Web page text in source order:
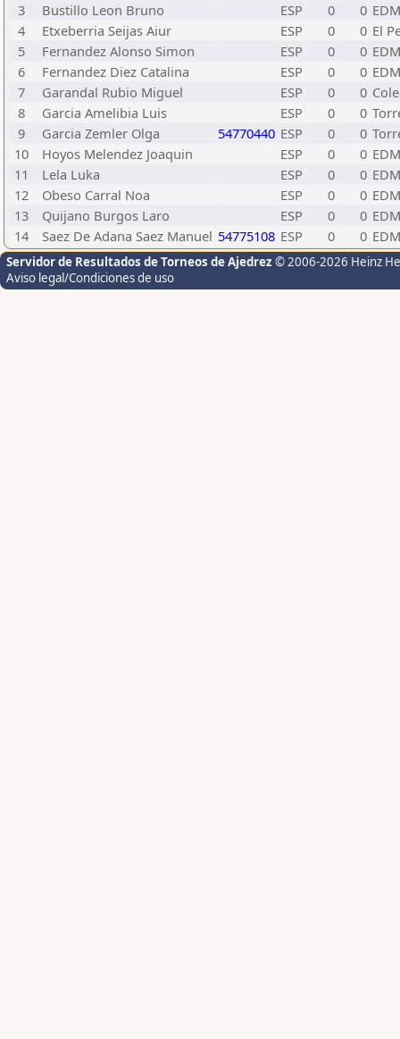
3
Bustillo Leon Bruno ESP 0 0
4
Etxeberria Seijas Aiur ESP 0 0 El
5
Fernandez Alonso Simon ESP 0 0
6
Fernandez Diez Catalina ESP 0 0
7
Garandal Rubio Miguel ESP 0 0
8
Garcia Amelibia Luis ESP 0 0
9
Garcia Zemler Olga 54770440 ESP 0 0
10
Hoyos Melendez Joaquin ESP 0 0
11
Lela Luka ESP 0 0
12
Obeso Carral Noa ESP 0 0
13
Quijano Burgos Laro ESP 0 0
14
Saez De Adana Saez Manuel 54775108 ESP 0 0
Servidor de Resultados de Torneos de Ajedrez © 2006-2026 Heinz
Aviso legal/Condiciones de uso